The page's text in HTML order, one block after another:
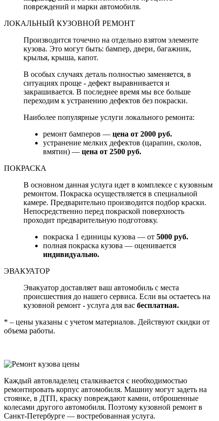
повреждений и марки автомобиля.
ЛОКАЛЬНЫЙ КУЗОВНОЙ РЕМОНТ
Производится точечно на отдельно взятом элементе
кузова. Это могут быть: бампер, двери, багажник,
крылья, крыша, капот.
В особых случаях деталь полностью заменяется, в
ситуациях проще - дефект выравнивается и
закрашивается. В последнее время мы все больше
переходим к устранению дефектов без покраски.
Наиболее популярные услуги локального ремонта:
ремонт бамперов — цена от 2000 руб.
устранение мелких дефектов (царапин, сколов,
вмятин) — цена от 2500 руб.
ПОКРАСКА
В основном данная услуга идет в комплексе с кузовным
ремонтом. Покраска осуществляется в специальной
камере. Предварительно производится подбор краски.
Непосредственно перед покраской поверхность
проходит предварительную подготовку.
покраска 1 единицы кузова — от 5000 руб.
полная покраска кузова — оценивается
индивидуально.
ЭВАКУАТОР
Эвакуатор доставляет ваш автомобиль с места
происшествия до нашего сервиса. Если вы остаетесь на
кузовной ремонт - услуга для вас бесплатная.
* – цены указаны с учетом материалов. Действуют скидки от
объема работы.
Каждый автовладелец сталкивается с необходимостью
ремонтировать корпус автомобиля. Машину могут задеть на
стоянке, в ДТП, краску повреждают камни, отброшенные
колесами другого автомобиля. Поэтому кузовной ремонт в
Санкт-Петербурге — востребованная услуга.